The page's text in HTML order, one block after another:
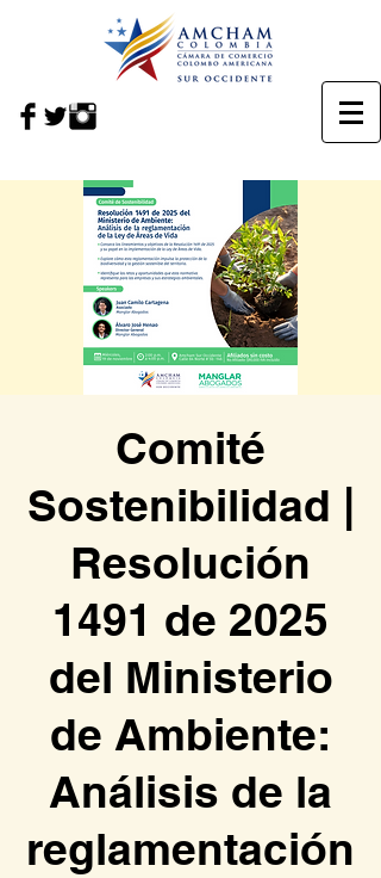
Comité
Sostenibilidad |
Resolución
1491 de 2025
del Ministerio
de Ambiente:
Análisis de la
reglamentación